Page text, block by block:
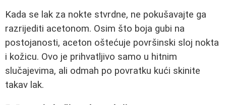
Kada se lak za nokte stvrdne, ne pokušavajte ga
razrijediti acetonom. Osim što boja gubi na
postojanosti, aceton oštećuje površinski sloj nokta
i kožicu. Ovo je prihvatljivo samo u hitnim
slučajevima, ali odmah po povratku kući skinite
takav lak.